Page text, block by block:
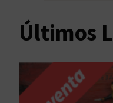
Últimos